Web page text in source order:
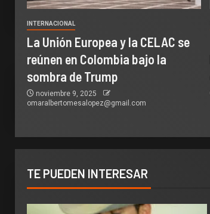
INTERNACIONAL
La Unión Europea y la CELAC se
reúnen en Colombia bajo la
sombra de Trump
noviembre 9, 2025
omaralbertomesalopez@gmail.com
TE PUEDEN INTERESAR